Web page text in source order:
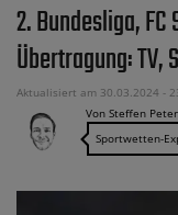
2. Bundesliga,
Übertragung:
Aktualisiert am 30.03.2024 -
Von Steffen
Sportwetten-